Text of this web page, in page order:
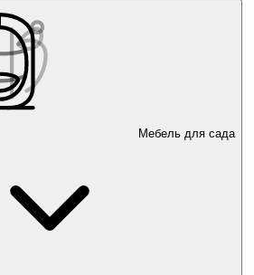
Мебель для сада